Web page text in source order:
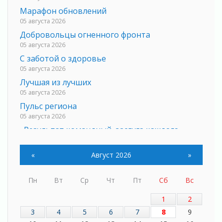
Марафон обновлений
05 августа 2026
Добровольцы огненного фронта
05 августа 2026
С заботой о здоровье
05 августа 2026
Лучшая из лучших
05 августа 2026
Пульс региона
05 августа 2026
«Результат командный, заслуга каждого
Вдохновлять, просвещать и объединять!
Не оставят в беде
На лидирующих позициях
« Август 2026 »
Пн Вт Ср Чт Пт Сб
Вс
1
2
3
4 5 6 7 8
9